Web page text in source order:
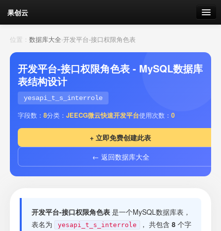
果创云
数据表单
API接口
云存储
流量 剩余接口流量
套餐
位置： 数据库大全›开发平台-接口权限角色表
开发平台-接口权限角色表 - MySQL数据库
表结构设计
yesapi_t_s_interrole
字段数： 8分类： JEECG微云快速开发平台使用次数： 0
+ 立即免费创建此表
← 返回数据库大全
开发平台-接口权限角色表 是一个MySQL数据库表，
表名为
yesapi_t_s_interrole ， 共包含 8 个字